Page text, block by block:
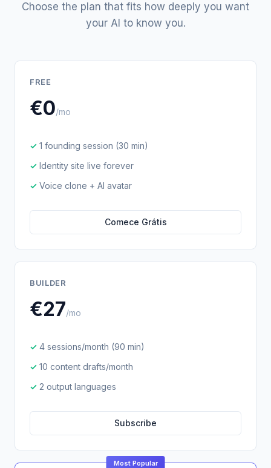
Choose the plan that fits how deeply you want
your AI to know you.
FREE
€0/mo
1 founding session (30 min)
Identity site live forever
Voice clone + AI avatar
Comece Grátis
BUILDER
€27/mo
4 sessions/month (90 min)
10 content drafts/month
2 output languages
Subscribe
Most Popular